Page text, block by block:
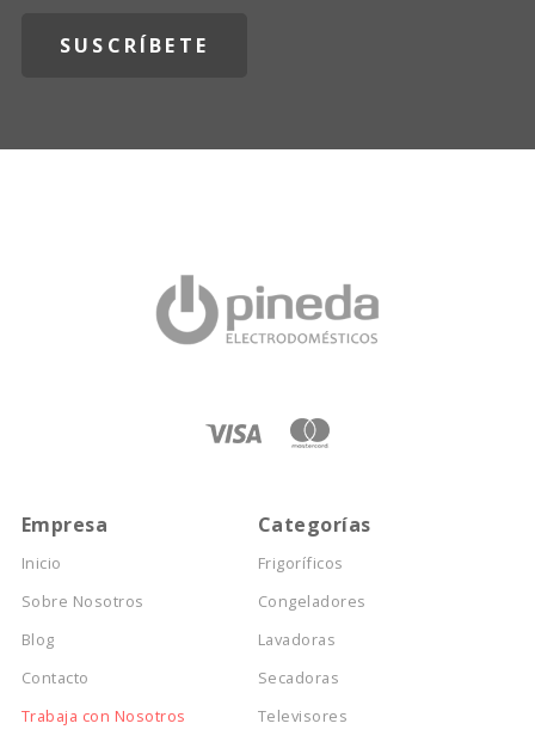
Empresa
Inicio
Sobre Nosotros
Blog
Contacto
Trabaja con Nosotros
Categorías
Frigoríficos
Congeladores
Lavadoras
Secadoras
Televisores